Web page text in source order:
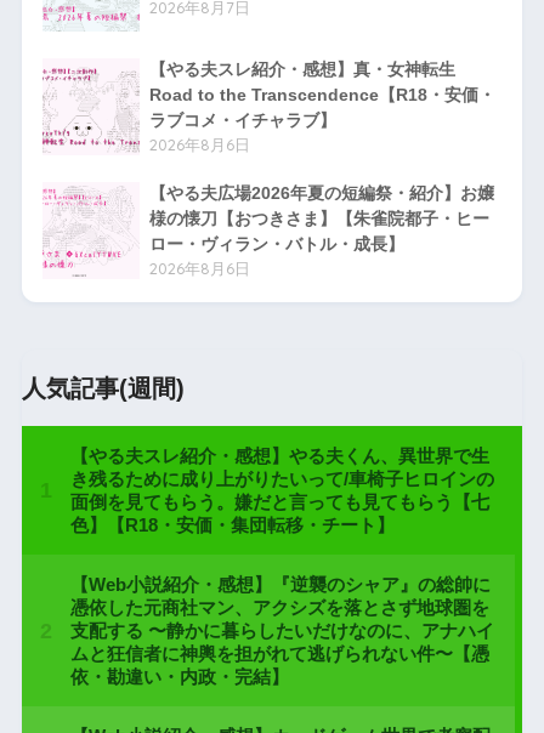
2026年8月7日
【やる夫スレ紹介・感想】真・女神転生
Road to the Transcendence【R18・安価・
ラブコメ・イチャラブ】
2026年8月6日
【やる夫広場2026年夏の短編祭・紹介】お嬢
様の懐刀【おつきさま】【朱雀院都子・ヒー
ロー・ヴィラン・バトル・成長】
2026年8月6日
人気記事(週間)